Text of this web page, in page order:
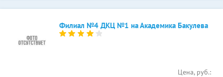
Филиал №4 ДКЦ №1 на Академика Бакулева
Цена, руб.: